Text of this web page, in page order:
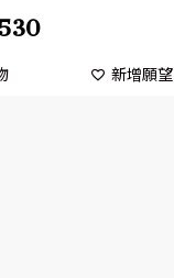
新增願望